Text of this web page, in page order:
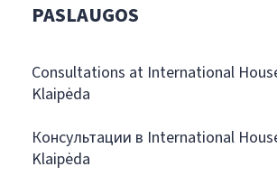
PASLAUGOS
Consultations at International
Klaipėda
Консультации в International
Klaipėda